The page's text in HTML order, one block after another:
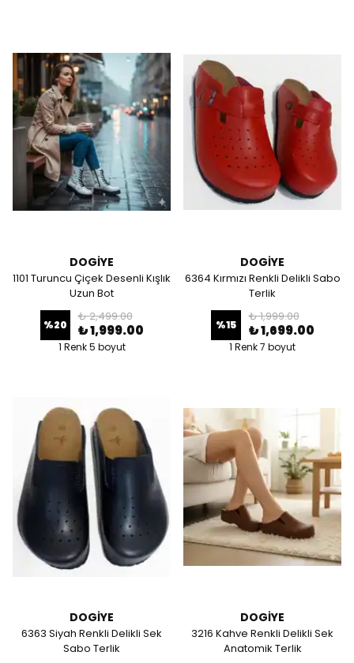
DOGİYE
1101 Turuncu Çiçek Desenli Kışlık
Uzun Bot
%20
₺ 2,499.00
₺ 1,999.00
1 Renk 5 boyut
DOGİYE
6364 Kırmızı Renkli Delikli Sabo
Terlik
%15
₺ 1,999.00
₺ 1,699.00
1 Renk 7 boyut
DOGİYE
6363 Siyah Renkli Delikli Sek
Sabo Terlik
DOGİYE
3216 Kahve Renkli Delikli Sek
Anatomik Terlik